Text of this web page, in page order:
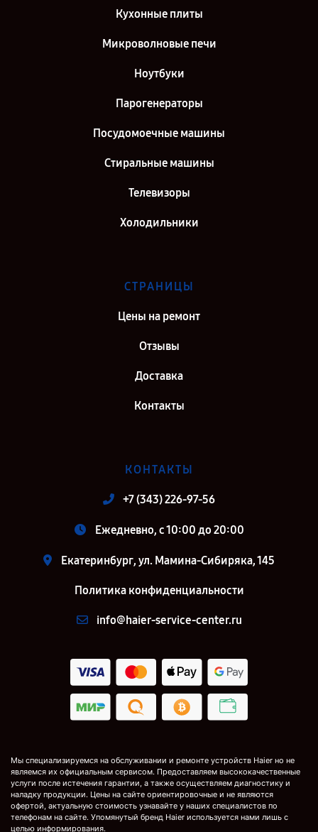
Кухонные плиты
Микроволновые печи
Ноутбуки
Парогенераторы
Посудомоечные машины
Стиральные машины
Телевизоры
Холодильники
СТРАНИЦЫ
Цены на ремонт
Отзывы
Доставка
Контакты
КОНТАКТЫ
+7 (343) 226-97-56
Ежедневно, с 10:00 до 20:00
Екатеринбург, ул. Мамина-Сибиряка, 145
Политика конфиденциальности
info@haier-service-center.ru
Мы специализируемся на обслуживании и ремонте устройств Haier но не
являемся их официальным сервисом. Предоставляем высококачественные
услуги после истечения гарантии, а также осуществляем диагностику и
наладку продукции. Цены на сайте ориентировочные и не являются
офертой, актуальную стоимость узнавайте у наших специалистов по
телефонам на сайте. Упомянутый бренд Haier используется нами лишь с
целью информирования.